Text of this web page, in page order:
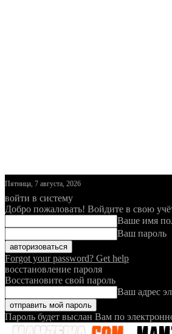
Пятница, 7 августа, 2026
войти в систему
Добро пожаловать! Войдите в свою
Ваше имя
Ваш пароль
Forgot your password? Get help
восстановление пароля
Восстановите свой пароль
Ваш адрес
Пароль будет выслан Вам по